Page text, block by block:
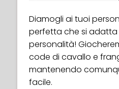
Diamogli ai tuoi
perfetta che si adatta
personalità!
code di cavallo e
mantenendo
facile.